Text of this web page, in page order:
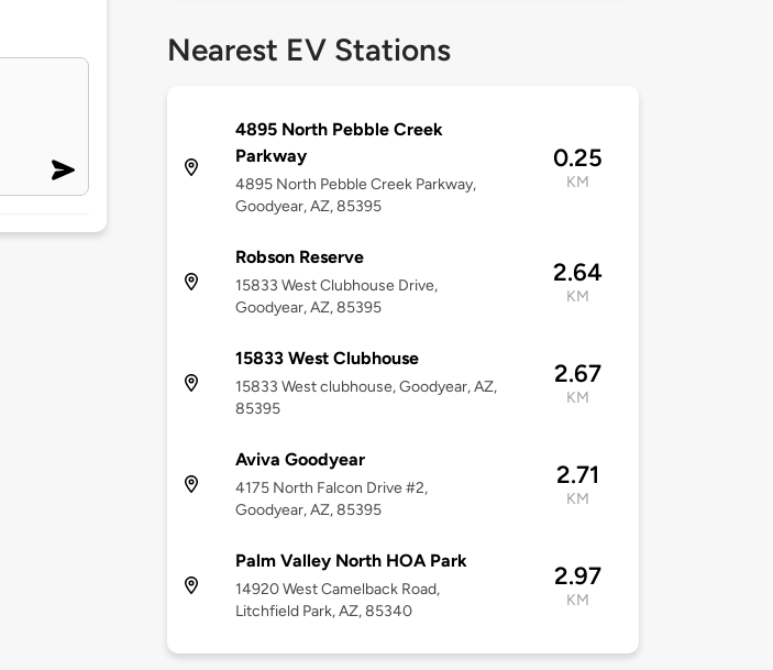
Nearest EV Stations
4895 North Pebble Creek
Parkway
4895 North Pebble Creek Parkway,
Goodyear, AZ, 85395
0.25
KM
Robson Reserve
15833 West Clubhouse Drive,
Goodyear, AZ, 85395
2.64
KM
15833 West Clubhouse
15833 West clubhouse, Goodyear, AZ,
85395
2.67
KM
Aviva Goodyear
4175 North Falcon Drive #2,
Goodyear, AZ, 85395
2.71
KM
Palm Valley North HOA Park
14920 West Camelback Road,
Litchfield Park, AZ, 85340
2.97
KM